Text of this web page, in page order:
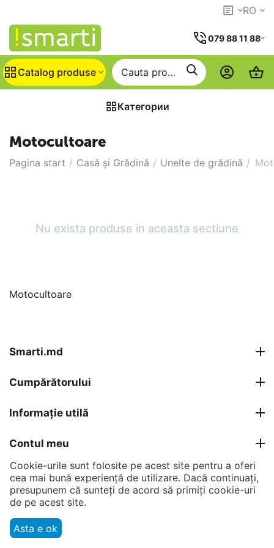
RO
079 88 11 88
Catalog produse
Категории
Motocultoare
Pagina start / Casă și Grădină / Unelte de grădină /
Motocultoare
Nu exista produse in aceasta sectiune
Smarti.md
Cumpărătorului
Informație utilă
Contul meu
Contacte
© 2007 - 2026 Smarti Computer SRL.
Cookie-urile sunt folosite pe acest site pentru a oferi
cea mai bună experiență de utilizare. Dacă continuați,
presupunem că sunteți de acord să primiți cookie-uri
de pe acest site.
Asta e ok